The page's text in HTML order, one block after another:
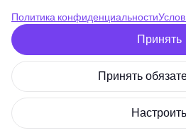
Fees, картина становится
Политика конфиденциальности
Принять
Принять
Настроить